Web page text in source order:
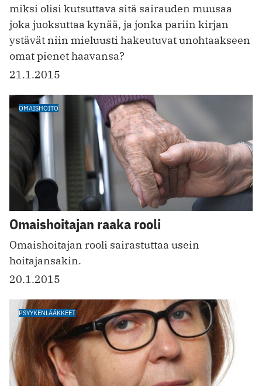
miksi olisi kutsuttava sitä sairauden muusaa
joka juoksuttaa kynää, ja jonka pariin kirjan
ystävät niin mieluusti hakeutuvat unohtaakseen
omat pienet haavansa?
21.1.2015
OMAISHOITO
Omaishoitajan raaka rooli
Omaishoitajan rooli sairastuttaa usein
hoitajansakin.
20.1.2015
PSYYKENLÄÄKKEET